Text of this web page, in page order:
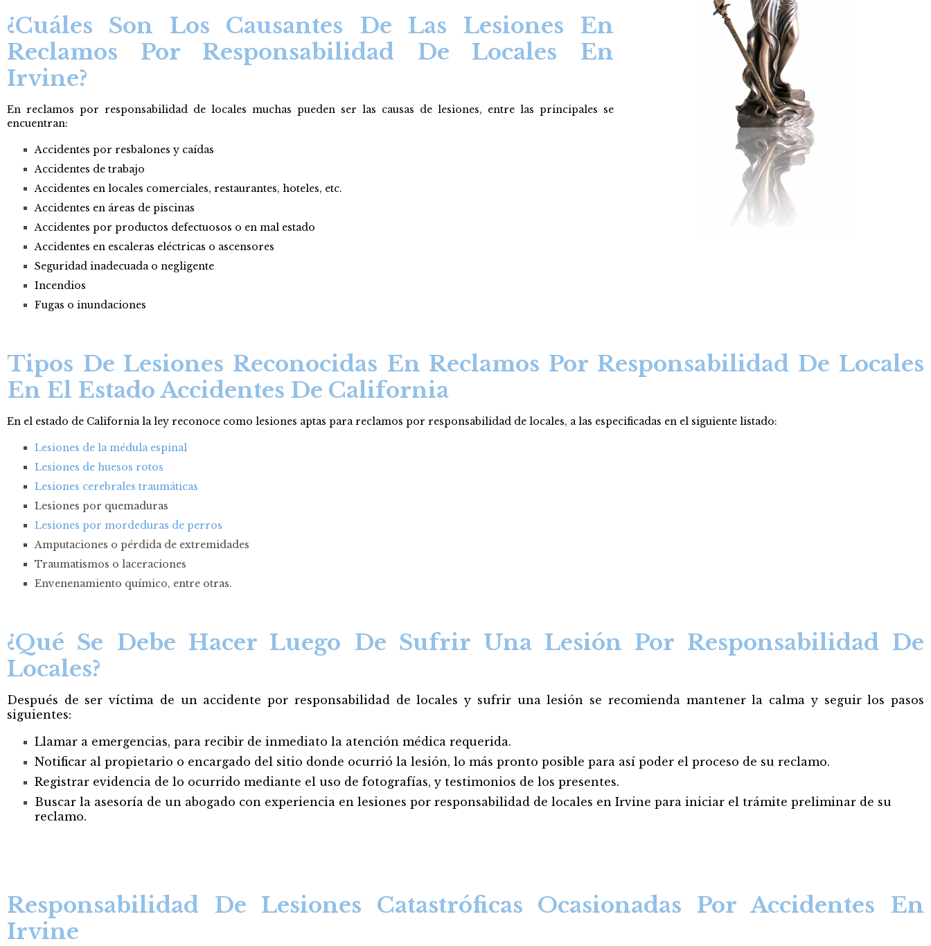
¿Cuáles Son Los Causantes De Las Lesiones En
Reclamos Por Responsabilidad De Locales En
Irvine?
En reclamos por responsabilidad de locales muchas pueden ser las causas de lesiones, entre las principales se
encuentran:
Accidentes por resbalones y caídas
Accidentes de trabajo
Accidentes en locales comerciales, restaurantes, hoteles, etc.
Accidentes en áreas de piscinas
Accidentes por productos defectuosos o en mal estado
Accidentes en escaleras eléctricas o ascensores
Seguridad inadecuada o negligente
Incendios
Fugas o inundaciones
Tipos De Lesiones Reconocidas En Reclamos Por Responsabilidad De Locales
En El Estado Accidentes De California
En el estado de California la ley reconoce como lesiones aptas para reclamos por responsabilidad de locales, a las especificadas en el siguiente listado:
Lesiones de la médula espinal
Lesiones de huesos rotos
Lesiones cerebrales traumáticas
Lesiones por quemaduras
Lesiones por mordeduras de perros
Amputaciones o pérdida de extremidades
Traumatismos o laceraciones
Envenenamiento químico, entre otras.
¿Qué Se Debe Hacer Luego De Sufrir Una Lesión Por Responsabilidad De
Locales?
Después de ser víctima de un accidente por responsabilidad de locales y sufrir una lesión se recomienda mantener la calma y seguir los pasos
siguientes:
Llamar a emergencias, para recibir de inmediato la atención médica requerida.
Notificar al propietario o encargado del sitio donde ocurrió la lesión, lo más pronto posible para así poder el proceso de su reclamo.
Registrar evidencia de lo ocurrido mediante el uso de fotografías, y testimonios de los presentes.
Buscar la asesoría de un abogado con experiencia en lesiones por responsabilidad de locales en Irvine para iniciar el trámite preliminar de su
reclamo.
Responsabilidad De Lesiones Catastróficas Ocasionadas Por Accidentes En
Irvine